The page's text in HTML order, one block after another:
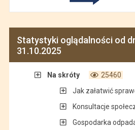
Statystyki oglądalności od
31.10.2025
Na skróty
25460
Jak załatwić
Konsultacje
Gospodarka